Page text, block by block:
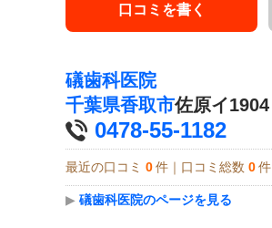
口コミを書く
礒歯科医院
千葉県香取市佐原イ1904
0478-55-1182
最近の口コミ 0 件｜口コミ総数 0 件
▶ 礒歯科医院のページを見る